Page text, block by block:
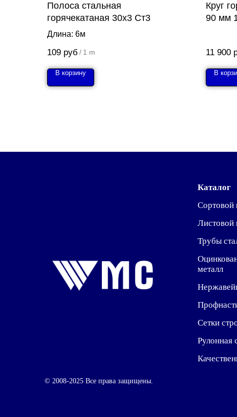
Полоса стальная
горячекатаная 30х3 Ст3
Длина: 6м
109 руб / 1 m
В корзину
Круг
90 мм
11 900
В
© 2008-2025 Все права защищены.
Каталог
Сортовой
Листовой
Трубы
металл
Сетки
Рулонная